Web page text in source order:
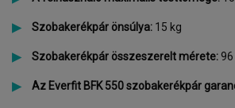
Szobakerékpár önsúlya: 15 kg
Szobakerékpár összeszerelt mérete:
Az Everfit BFK 550 szobakerékpár g